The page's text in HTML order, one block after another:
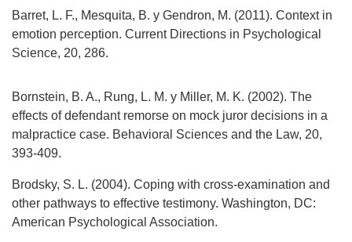
Barret, L. F., Mesquita, B. y Gendron, M. (2011). Context in
emotion perception. Current Directions in Psychological
Science, 20, 286.
Bornstein, B. A., Rung, L. M. y Miller, M. K. (2002). The
effects of defendant remorse on mock juror decisions in a
malpractice case. Behavioral Sciences and the Law, 20,
393-409.
Brodsky, S. L. (2004). Coping with cross-examination and
other pathways to effective testimony. Washington, DC:
American Psychological Association.